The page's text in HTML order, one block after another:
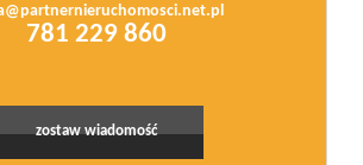
Leaflet|© MapTiler©OpenStreetMap
781 229 860
zostaw wiadomość